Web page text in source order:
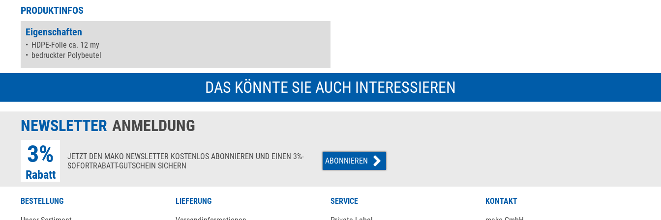
PRODUKTINFOS
Eigenschaften
HDPE-Folie ca. 12 my
bedruckter Polybeutel
DAS KÖNNTE SIE AUCH INTERESSIEREN
NEWSLETTER ANMELDUNG
3%
Rabatt
JETZT DEN MAKO NEWSLETTER KOSTENLOS ABONNIEREN UND EINEN 3%-
SOFORTRABATT-GUTSCHEIN SICHERN
ABONNIEREN
BESTELLUNG LIEFERUNG SERVICE KONTAKT